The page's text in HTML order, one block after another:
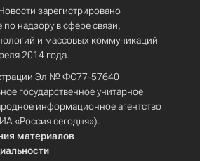
зарегистрировано
надзору в сфере связи,
и массовых коммуникаций
2014 года.
Эл № ФС77-57640
государственное унитарное
информационное агентство
«Россия сегодня»).
материалов